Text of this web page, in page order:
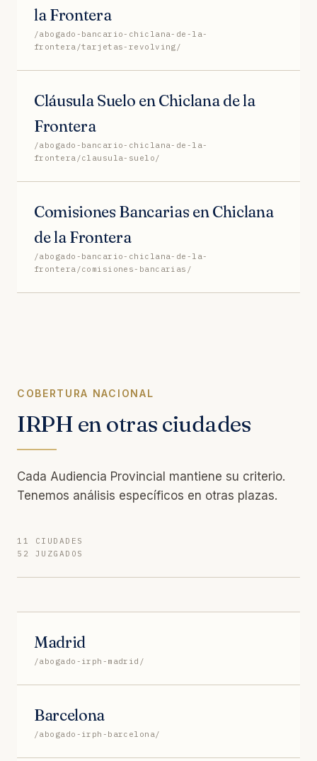
la Frontera
/abogado-bancario-chiclana-de-la-
frontera/tarjetas-revolving/
Cláusula Suelo en Chiclana de la
Frontera
/abogado-bancario-chiclana-de-la-
frontera/clausula-suelo/
Comisiones Bancarias en Chiclana
de la Frontera
/abogado-bancario-chiclana-de-la-
frontera/comisiones-bancarias/
COBERTURA NACIONAL
IRPH en otras ciudades
Cada Audiencia Provincial mantiene su criterio.
Tenemos análisis específicos en otras plazas.
11 CIUDADES
52 JUZGADOS
Madrid
/abogado-irph-madrid/
Barcelona
/abogado-irph-barcelona/